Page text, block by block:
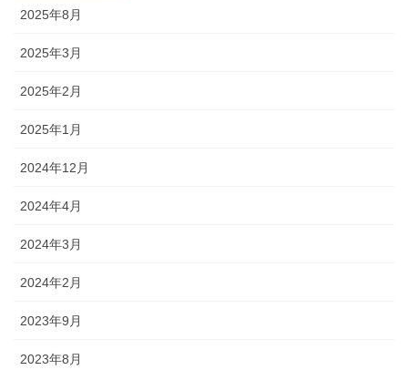
2025年8月
2025年3月
2025年2月
2025年1月
2024年12月
2024年4月
2024年3月
2024年2月
2023年9月
2023年8月